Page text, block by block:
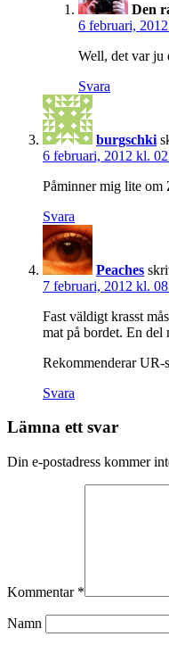
Den
6 februari,
Well, det var ju
Svara
burgschki
6 februari, 2012 kl.
Påminner mig lite om
Svara
Peaches
7 februari, 2012 kl.
Fast väldigt krasst
mat på bordet. En
Rekommenderar UR-
Svara
Lämna ett svar
Din e-postadress kommer
Kommentar *
Namn